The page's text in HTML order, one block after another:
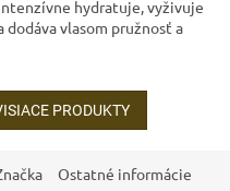
hydratuje, vyživuje
dodáva vlasom pružnosť a
PRODUKTY
Ostatné informácie